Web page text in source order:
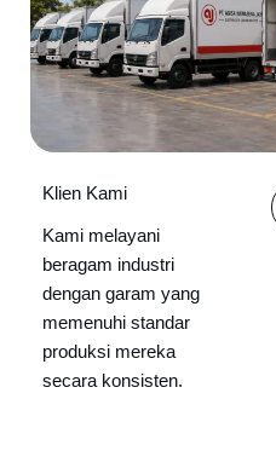
Klien Kami
Kami melayani
beragam industri
dengan garam yang
memenuhi standar
produksi mereka
secara konsisten.